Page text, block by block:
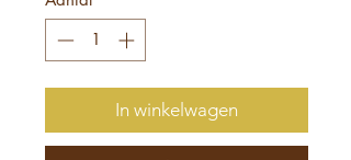
In winkelwagen